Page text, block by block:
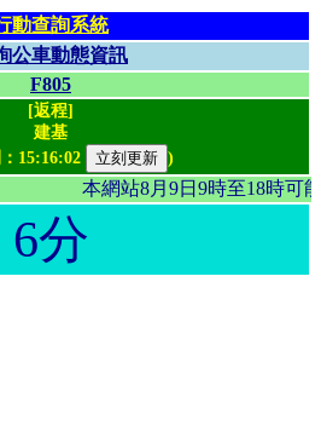
動查詢系統
公車動態資訊
F805
[返程]
建基
15:16:02 )
本網站8月9日9時至18
6分